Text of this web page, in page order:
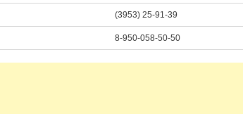
(3953) 25-91-39
8-950-058-50-50